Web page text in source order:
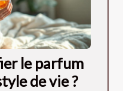
le parfum
de vie ?